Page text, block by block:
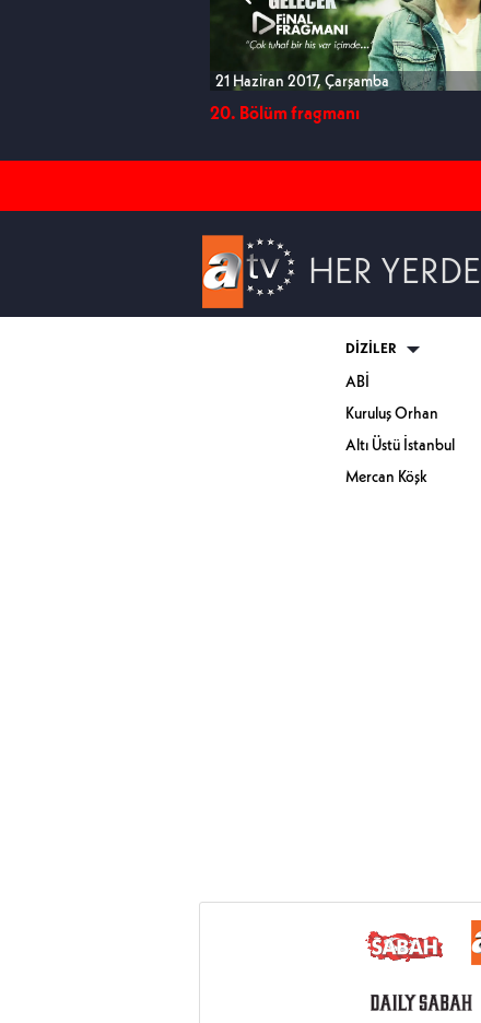
21 Haziran 2017, Çarşamba
20. Bölüm fragmanı
HER YERDE
DİZİLER
ABİ
Kuruluş Orhan
Altı Üstü İstanbul
Mercan Köşk